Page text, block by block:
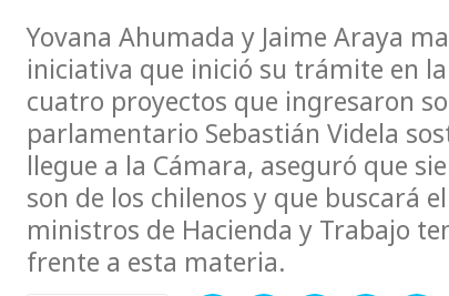
Yovana Ahumada y Jaime Araya
iniciativa que inició su trámite en
cuatro proyectos que ingresaron
parlamentario Sebastián Videla
llegue a la Cámara, aseguró que
son de los chilenos y que buscará
ministros de Hacienda y Trabajo
frente a esta materia.